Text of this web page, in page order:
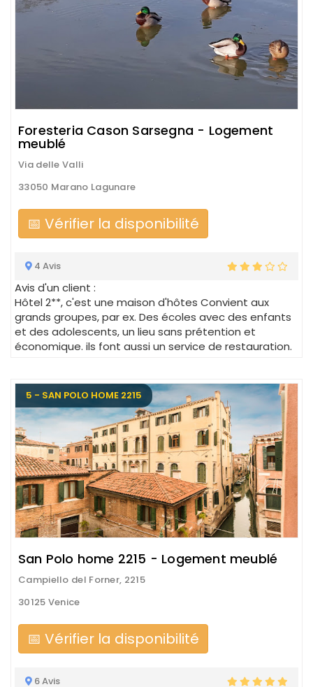
Foresteria Cason Sarsegna - Logement
meublé
Via delle Valli
33050 Marano Lagunare
📅 Vérifier la disponibilité
4 Avis
Avis d'un client :
Hôtel 2**, c'est une maison d'hôtes Convient aux
grands groupes, par ex. Des écoles avec des enfants
et des adolescents, un lieu sans prétention et
économique. ils font aussi un service de restauration.
5 - SAN POLO HOME 2215
San Polo home 2215 - Logement meublé
Campiello del Forner, 2215
30125 Venice
📅 Vérifier la disponibilité
6 Avis